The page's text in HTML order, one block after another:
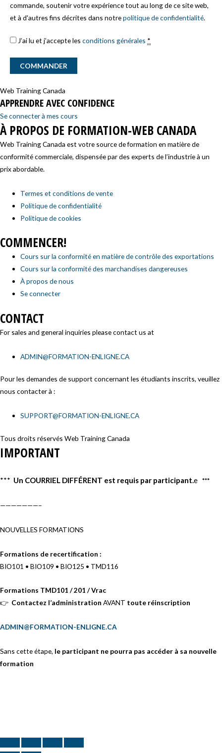
commande, soutenir votre expérience tout au long de ce site web,
et à d'autres fins décrites dans notrepolitique de confidentialité.
J’ai lu et j’accepte les conditions générales *
COMMANDER
Web Training Canada
APPRENDRE AVEC CONFIDENCE
Se connecter à mes cours
À PROPOS DE FORMATION-WEB CANADA
Web Training Canada est votre source de formation en matière de
conformité commerciale, dispensée par des experts de l’industrie à un
prix abordable.
Termes et conditions de vente
Politique de confidentialité
Politique de cookies
COMMENCER!
Cours sur la conformité en matière de contrôle des exportations
Cours sur la conformité des marchandises dangereuses
À propos de nous
Se connecter
CONTACT
For sales and general inquiries please contact us at
ADMIN@FORMATION-ENLIGNE.CA
Pour les demandes de support concernant les étudiants inscrits, veuillez
nous contacter à :
SUPPORT@FORMATION-ENLIGNE.CA
Tous droits réservés Web Training Canada
IMPORTANT
*** Un COURRIEL DIFFÉRENT est requis par participant.e ***
———————–
NOUVELLES FORMATIONS
Formations de recertification :
BIO101 • BIO109 • BIO125 • TMD116
Formations TMD101 / 201 / Vrac
👉 Contactez l’administration AVANT toute réinscription
ADMIN@FORMATION-ENLIGNE.CA
Sans cette étape, le participant ne pourra pas accéder à sa nouvelle
formation